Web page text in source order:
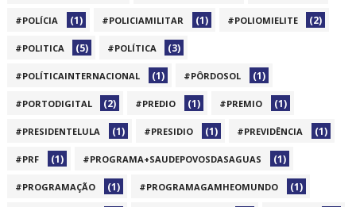
#POLÍCIA (1) #POLICIAMILITAR (1) #POLIOMIELITE (2)
#POLITICA (5) #POLÍTICA (3)
#POLÍTICAINTERNACIONAL (1) #PÔRDOSOL (1)
#PORTODIGITAL (2) #PREDIO (1) #PREMIO (1)
#PRESIDENTELULA (1) #PRESIDIO (1) #PREVIDÊNCIA (1)
#PRF (1) #PROGRAMA+SAUDEPOVOSDASAGUAS (1)
#PROGRAMAÇÃO (1) #PROGRAMAGAMHEOMUNDO (1)